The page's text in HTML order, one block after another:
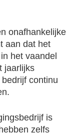
onafhankelijke
aan dat het
het vaandel
jaarlijks
continu
is
zelfs